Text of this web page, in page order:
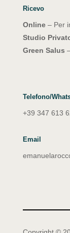
Ricevo
Online– Per
Studio
Green Salus
Telefono/
+39 347 613
Email